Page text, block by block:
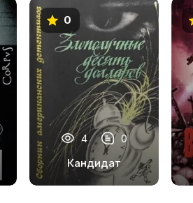
0
4 0
Кандидат